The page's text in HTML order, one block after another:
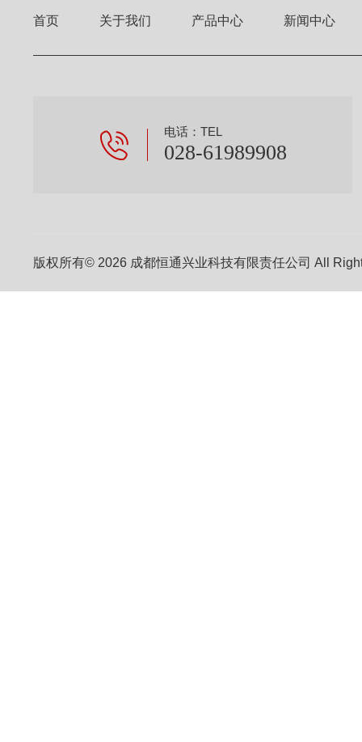
首页 关于我们 产品中心 新闻中心
电话：TEL
028-61989908
版权所有© 2026 成都恒通兴业科技有限责任公司 All